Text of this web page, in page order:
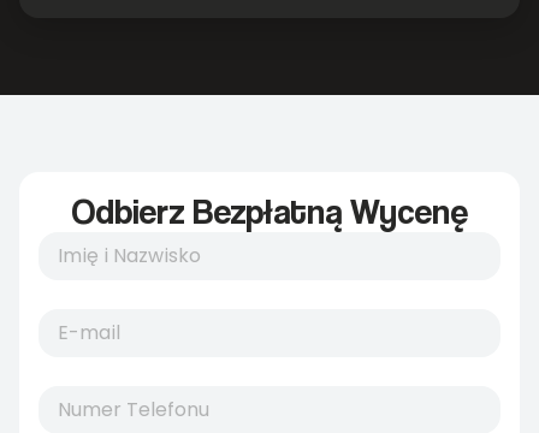
Odbierz Bezpłatną Wycenę